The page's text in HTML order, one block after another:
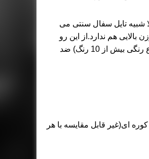
تایل سفال سنتی می
هم ندارد.از این رو
جایگزین بسیار مناسبی برای سفال های خاکی سنتی بوده و علاوه بر جذابیت بصری(تنوع رنگی بیش از 10 رنگ) ضد
ای(غیر قابل مقایسه با هر